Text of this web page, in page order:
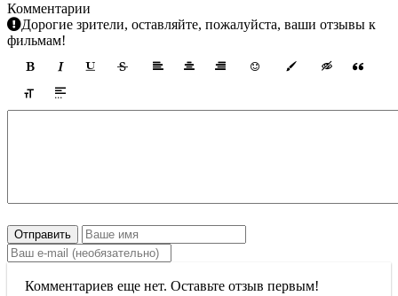
Комментарии
Дорогие зрители, оставляйте, пожалуйста, ваши отзывы к
фильмам!
Отправить
Комментариев еще нет. Оставьте отзыв первым!